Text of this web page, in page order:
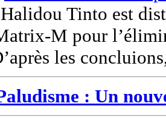
Tinto est
M pour
les
: Un